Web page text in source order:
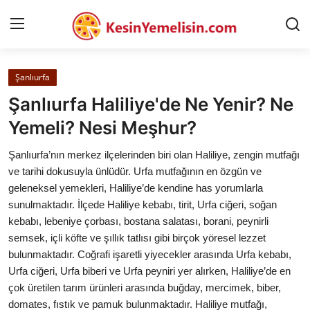
AnaSayfa
Gizlilik Sözleşmesi
Rüya Tabirleri
Diyet & Sağlıklı Beslenme
İletişim
Şehirler
Helal Gıda & Dini Hükümler
Gıda Güvenliği & Bilimi
Şanlıurfa
Şanlıurfa Haliliye'de Ne Yenir? Ne
Yemeli? Nesi Meşhur?
Şanlıurfa’nın merkez ilçelerinden biri olan Haliliye, zengin mutfağı
ve tarihi dokusuyla ünlüdür. Urfa mutfağının en özgün ve
geleneksel yemekleri, Haliliye’de kendine has yorumlarla
sunulmaktadır. İlçede Haliliye kebabı, tirit, Urfa ciğeri, soğan
kebabı, lebeniye çorbası, bostana salatası, borani, peynirli
semsek, içli köfte ve şıllık tatlısı gibi birçok yöresel lezzet
bulunmaktadır. Coğrafi işaretli yiyecekler arasında Urfa kebabı,
Urfa ciğeri, Urfa biberi ve Urfa peyniri yer alırken, Haliliye’de en
çok üretilen tarım ürünleri arasında buğday, mercimek, biber,
domates, fıstık ve pamuk bulunmaktadır. Haliliye mutfağı,